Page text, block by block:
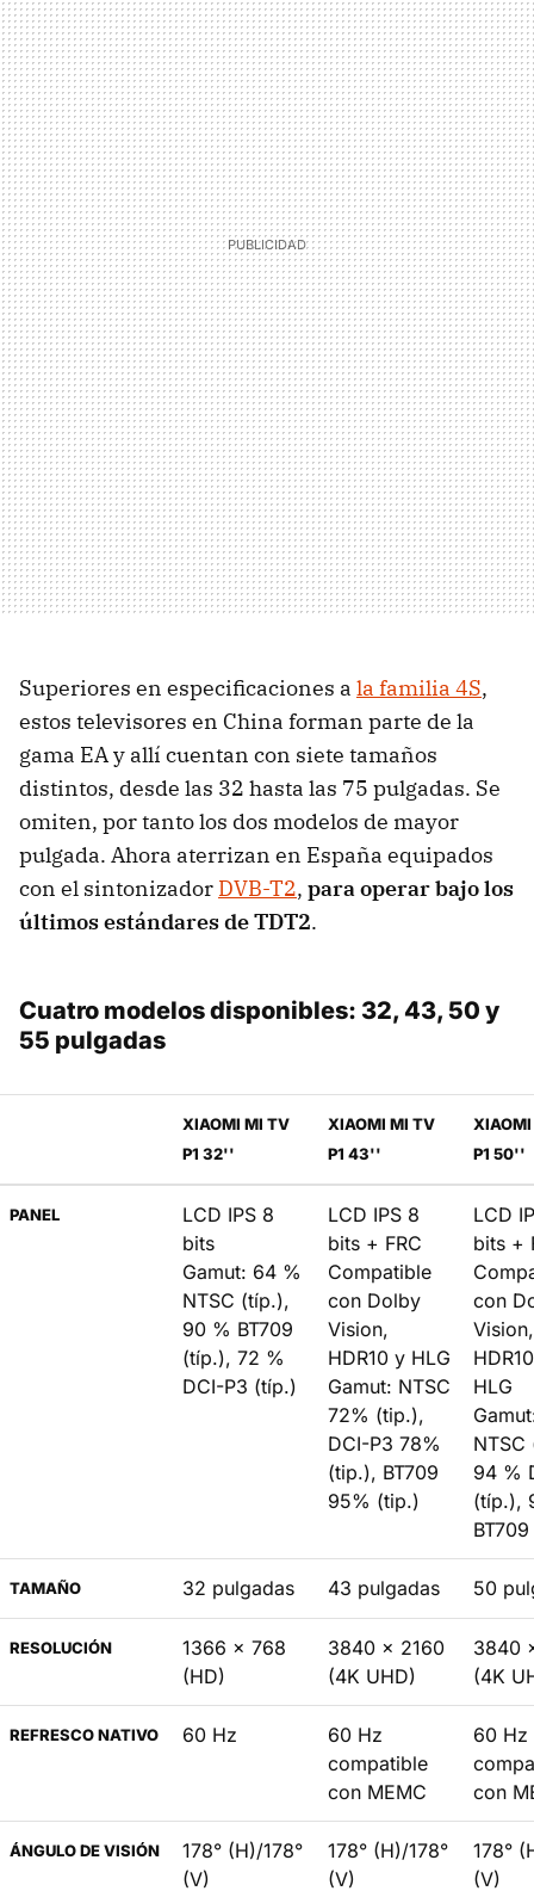
Superiores en especificaciones a la familia 4S,
estos televisores en China forman parte de la
gama EA y allí cuentan con siete tamaños
distintos, desde las 32 hasta las 75 pulgadas. Se
omiten, por tanto los dos modelos de mayor
pulgada. Ahora aterrizan en España equipados
con el sintonizador DVB-T2, para operar bajo los
últimos estándares de TDT2.
Cuatro modelos disponibles: 32, 43, 50 y
55 pulgadas
XIAOMI MI TV
P1 32''
XIAOMI MI TV
P1 43''
P1 50''
PANEL
LCD IPS 8
bits
Gamut: 64 %
NTSC (típ.),
90 % BT709
(típ.), 72 %
DCI-P3 (típ.)
LCD IPS 8
bits + FRC
Compatible
con Dolby
Vision,
HDR10 y HLG
Gamut: NTSC
72% (tip.),
DCI-P3 78%
(tip.), BT709
95% (tip.)
LCD
bits +
con
Vision,
HLG
NTSC
94 %
(típ.),
TAMAÑO 32 pulgadas 43 pulgadas 50
RESOLUCIÓN
1366 x 768
(HD)
3840 x 2160
(4K UHD)
3840
(4K
REFRESCO NATIVO 60 Hz
60 Hz
compatible
con MEMC
60 Hz
con
ÁNGULO DE VISIÓN
178° (H)/178°
(V)
178° (H)/178°
(V)
178°
(V)